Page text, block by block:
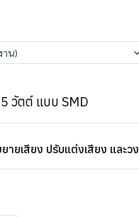
าน)
วัตต์ แบบ SMD
ายเสียง ปรับแต่งเสียง และว